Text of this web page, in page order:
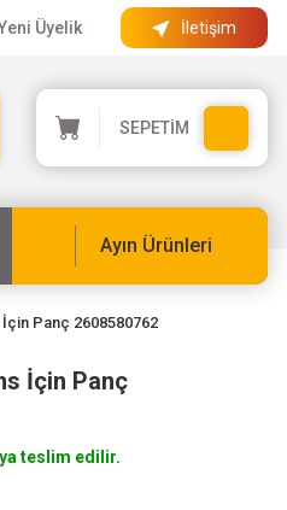
Üyelik İletişim
SEPETİM
Ayın Ürünleri
İçin Panç 2608580762
İçin Panç
teslim edilir.